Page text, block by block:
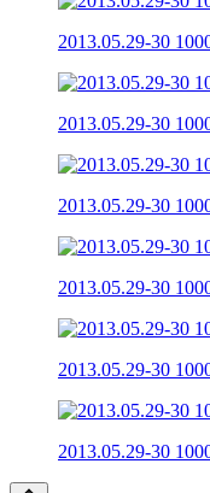
2013.05.29-30
2013.05.29-30
2013.05.29-30
2013.05.29-30
2013.05.29-30
2013.05.29-30